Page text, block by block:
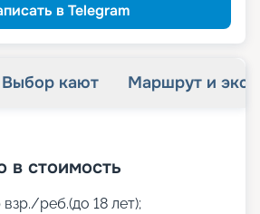
в Telegram
Выбор кают Маршрут и
в стоимость
реб.(до 18 лет);